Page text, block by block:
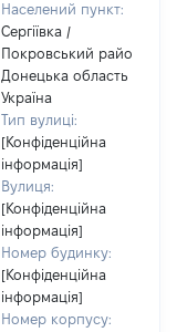
Населений пункт:
Сергіївка /
Покровський район /
Донецька область /
Україна
Тип вулиці:
[Конфіденційна
інформація]
Вулиця:
[Конфіденційна
інформація]
Номер будинку:
[Конфіденційна
інформація]
Номер корпусу: